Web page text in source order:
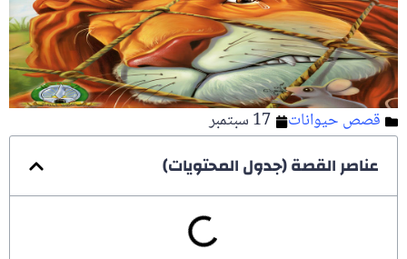
قصص حيوانات 17 سبتمبر
عناصر القصة (جدول المحتويات)